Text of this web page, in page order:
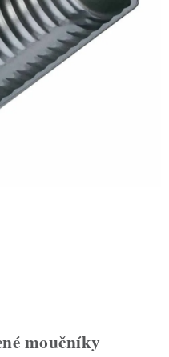
objednávka
moučníky